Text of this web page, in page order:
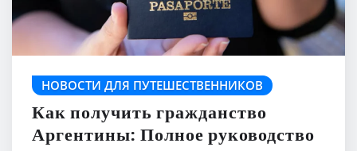
НОВОСТИ ДЛЯ ПУТЕШЕСТВЕННИКОВ
Как получить гражданство
Аргентины: Полное руководство